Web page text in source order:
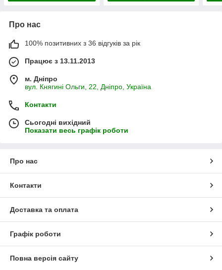
Про нас
100% позитивних з 36 відгуків за рік
Працює з 13.11.2013
м. Дніпро
вул. Княгині Ольги, 22, Дніпро, Україна
Контакти
Сьогодні вихідний
Показати весь графік роботи
Про нас
Контакти
Доставка та оплата
Графік роботи
Повна версія сайту